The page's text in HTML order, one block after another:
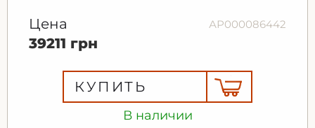
В наличии
Цена АР000086442
39211 грн
КУПИТЬ